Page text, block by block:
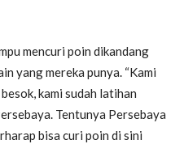
mencuri poin dikandang
yang mereka punya. “Kami
kami sudah latihan
Tentunya Persebaya
bisa curi poin di sini